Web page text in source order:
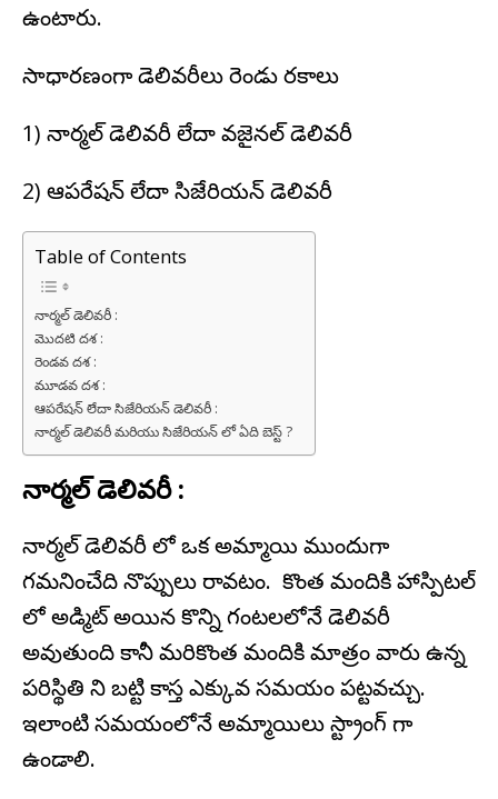
ఉంటారు.
సాధారణంగా డెలివరీలు రెండు రకాలు
1) నార్మల్ డెలివరీ లేదా వజైనల్ డెలివరీ
2) ఆపరేషన్ లేదా సిజేరియన్ డెలివరీ
Table of Contents
నార్మల్ డెలివరీ :
మొదటి దశ :
రెండవ దశ :
మూడవ దశ :
ఆపరేషన్ లేదా సిజేరియన్ డెలివరీ :
నార్మల్ డెలివరీ మరియు సిజేరియన్ లో ఏది బెస్ట్ ?
నార్మల్ డెలివరీ :
నార్మల్ డెలివరీ లో ఒక అమ్మాయి ముందుగా
గమనించేది నొప్పులు రావటం. కొంత మందికి హాస్పిటల్
లో అడ్మిట్ అయిన కొన్ని గంటలలోనే డెలివరీ
అవుతుంది కానీ మరికొంత మందికి మాత్రం వారు ఉన్న
పరిస్థితి ని బట్టి కాస్త ఎక్కువ సమయం పట్టవచ్చు.
ఇలాంటి సమయంలోనే అమ్మాయిలు స్ట్రాంగ్ గా
ఉండాలి.